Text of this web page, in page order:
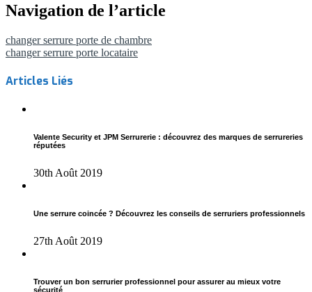
Navigation de l’article
changer serrure porte de chambre
changer serrure porte locataire
Articles Liés
Valente Security et JPM Serrurerie : découvrez des marques de serrureries
réputées
30th Août 2019
Une serrure coincée ? Découvrez les conseils de serruriers professionnels
27th Août 2019
Trouver un bon serrurier professionnel pour assurer au mieux votre
sécurité